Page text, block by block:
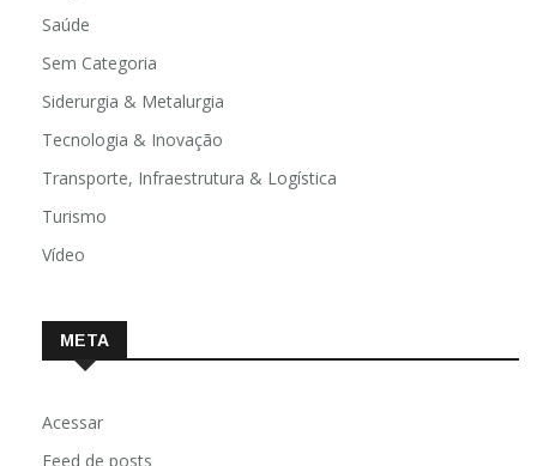
Saúde
Sem Categoria
Siderurgia & Metalurgia
Tecnologia & Inovação
Transporte, Infraestrutura & Logística
Turismo
Vídeo
META
Acessar
Feed de posts